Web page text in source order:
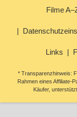
Filme
Links
* Transparenzhinweis:
Rahmen eines Affiliate-
Käufer,